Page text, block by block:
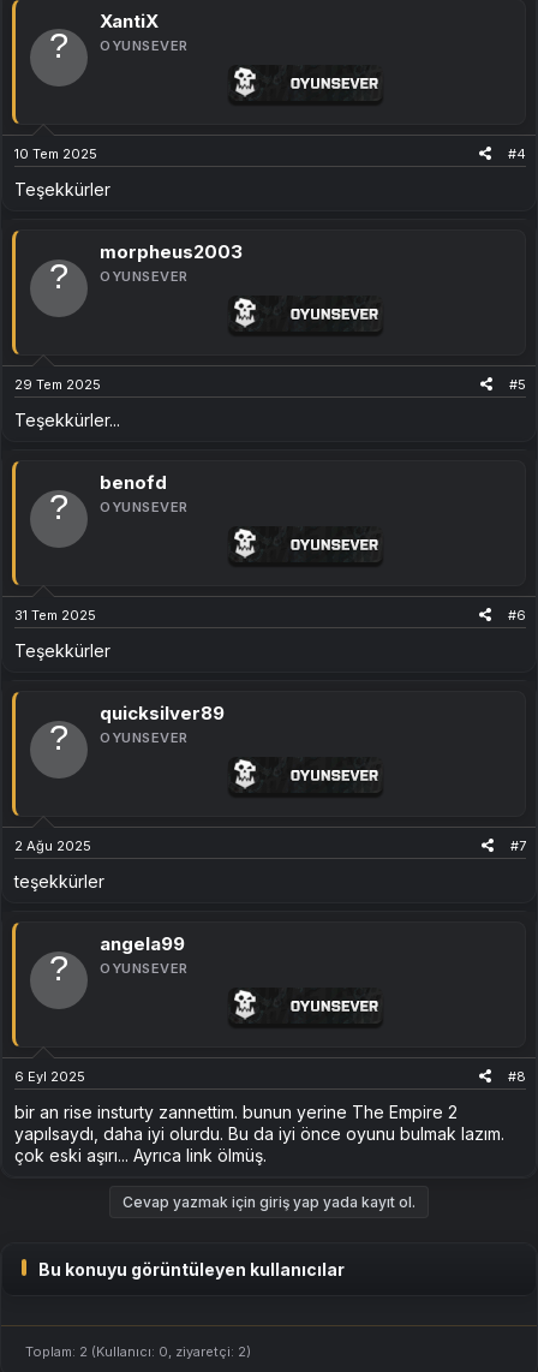
XantiX
OYUNSEVER
10 Tem 2025 #4
Teşekkürler
morpheus2003
OYUNSEVER
29 Tem 2025 #5
Teşekkürler...
benofd
OYUNSEVER
31 Tem 2025 #6
Teşekkürler
quicksilver89
OYUNSEVER
2 Ağu 2025 #7
teşekkürler
angela99
OYUNSEVER
6 Eyl 2025 #8
bir an rise insturty zannettim. bunun yerine The Empire 2
yapılsaydı, daha iyi olurdu. Bu da iyi önce oyunu bulmak lazım.
çok eski aşırı... Ayrıca link ölmüş.
Cevap yazmak için giriş yap yada kayıt ol.
Bu konuyu görüntüleyen kullanıcılar
Toplam: 2 (Kullanıcı: 0, ziyaretçi: 2)